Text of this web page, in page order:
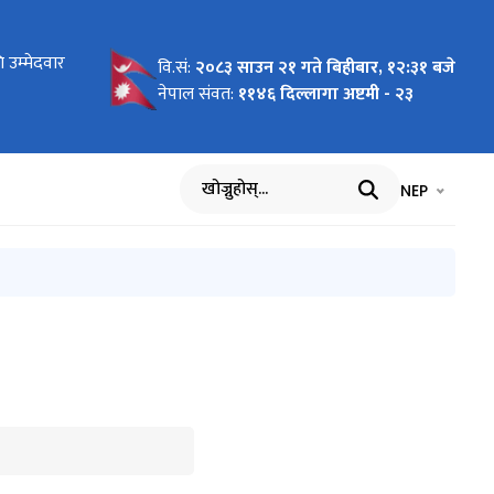
उम्मेदवार
लागि नाम
लागि नाम
विवरण
१००
वि.सं: २०८३ साउन २१ गते बिहीबार, १२:३१ बजे
नेपाल संवत: ११४६ दिल्लागा अष्टमी - २३
खोज्नुहोस् भाषा चयन
NEP